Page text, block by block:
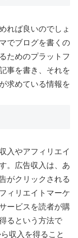
れば良いのでしょ
でブログを書くの
ためのプラットフ
事を書き、それを
求めている情報を
入やアフィリエイ
。広告収入は、あ
がクリックされる
ィリエイトマーケ
ービスを読者が購
るという方法で
収入を得ること